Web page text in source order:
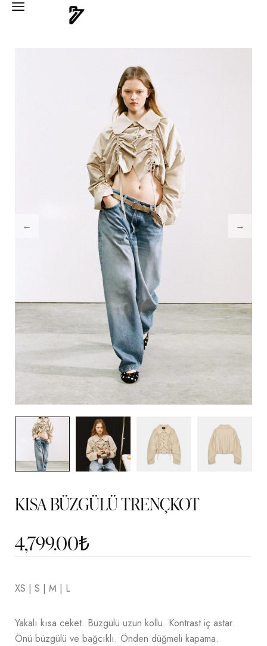
KISA BÜZGÜLÜ TRENÇKOT
4,799.00₺
XS | S | M | L
Yakalı kısa ceket. Büzgülü uzun kollu. Kontrast iç astar.
Önü büzgülü ve bağcıklı. Önden düğmeli kapama.